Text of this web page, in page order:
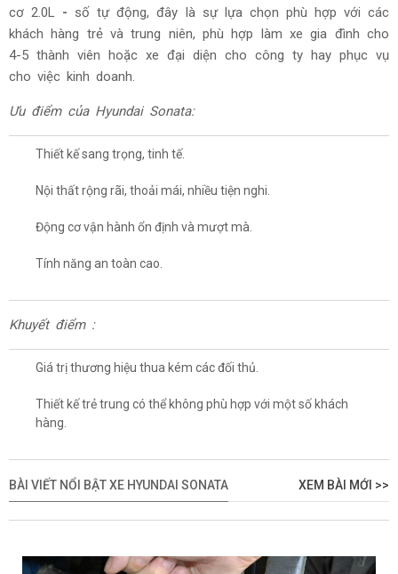
cơ 2.0L - số tự động, đây là sự lựa chọn phù hợp với các
khách hàng trẻ và trung niên, phù hợp làm xe gia đình cho
4-5 thành viên hoặc xe đại diện cho công ty hay phục vụ
cho việc kinh doanh.
Ưu điểm của Hyundai Sonata:
Thiết kế sang trọng, tinh tế.
Nội thất rộng rãi, thoải mái, nhiều tiện nghi.
Động cơ vận hành ổn định và mượt mà.
Tính năng an toàn cao.
Khuyết điểm :
Giá trị thương hiệu thua kém các đối thủ.
Thiết kế trẻ trung có thể không phù hợp với một số khách
hàng.
BÀI VIẾT NỔI BẬT XE HYUNDAI SONATA XEM BÀI MỚI >>